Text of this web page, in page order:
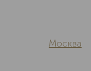
Москва